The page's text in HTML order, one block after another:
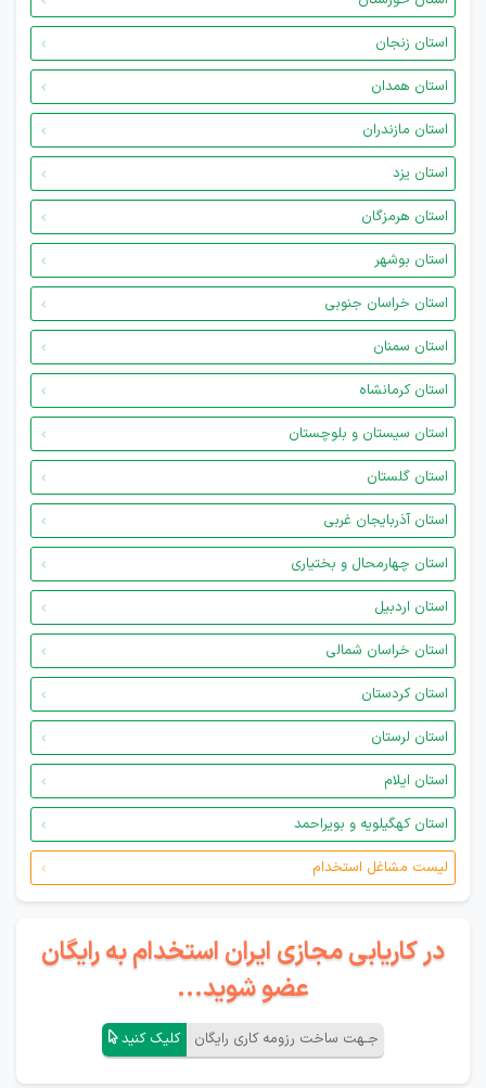
استان زنجان
استان همدان
استان مازندران
استان یزد
استان هرمزگان
استان بوشهر
استان خراسان جنوبی
استان سمنان
استان کرمانشاه
استان سیستان و بلوچستان
استان گلستان
استان آذربایجان غربی
استان چهارمحال و بختیاری
استان اردبیل
استان خراسان شمالی
استان کردستان
استان لرستان
استان ایلام
استان کهگیلویه و بویراحمد
لیست مشاغل استخدام
در کاریابی مجازی ایران استخدام به رایگان
عضو شوید...
جـهت ساخت رزومه کاری رایگان کلیک کنید